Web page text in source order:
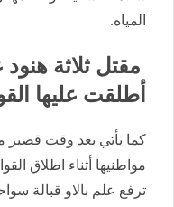
المياه.
مقتل ثلاثة
أطلقت عليها
كما يأتي بعد وقت قصير
مواطنيها أثناء اطلاق
ترفع علم بالاو قبالة